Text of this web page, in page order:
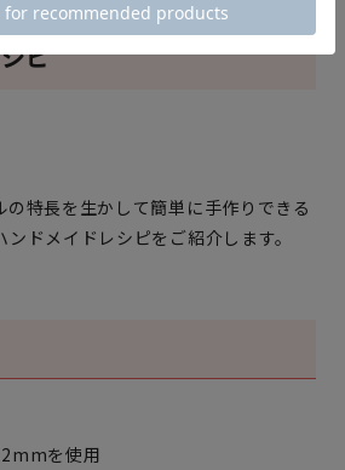
たウェルカムボードのハ
ピ
の特長を生かして簡単に手作りできる
ドメイドレシピをご紹介します。
を使用